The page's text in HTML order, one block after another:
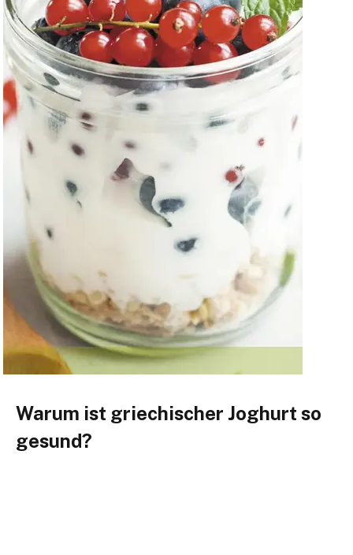
Warum ist griechischer Joghurt so
gesund?